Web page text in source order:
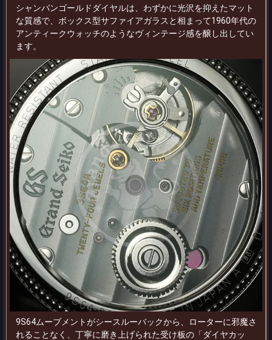
シャンパンゴールドダイヤルは、わずかに光沢を抑えたマット
な質感で、ボックス型サファイアガラスと相まって1960年代の
アンティークウォッチのようなヴィンテージ感を醸し出してい
ます。
9S64ムーブメントがシースルーバックから、ローターに邪魔さ
れることなく、丁寧に磨き上げられた受け板の「ダイヤカッ